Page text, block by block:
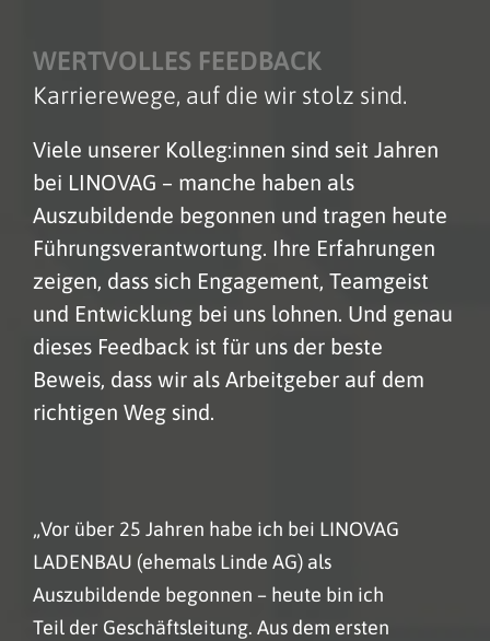
WERTVOLLES FEEDBACK
Karrierewege, auf die wir stolz sind.
Viele unserer Kolleg:innen sind seit Jahren
bei LINOVAG – manche haben als
Auszubildende begonnen und tragen heute
Führungsverantwortung. Ihre Erfahrungen
zeigen, dass sich Engagement, Teamgeist
und Entwicklung bei uns lohnen. Und genau
dieses Feedback ist für uns der beste
Beweis, dass wir als Arbeitgeber auf dem
richtigen Weg sind.
„Vor über 25 Jahren habe ich bei LINOVAG
LADENBAU (ehemals Linde AG) als
Auszubildende begonnen – heute bin ich
Teil der Geschäftsleitung. Aus dem ersten